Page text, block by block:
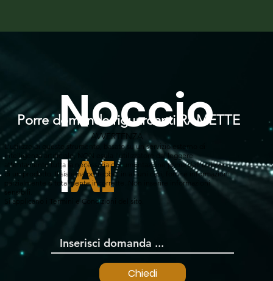
Chiedi
Noccio
lAI
Porre domande riguardanti RAMETTE
AVVERTENZA
L'utilizzo di questo strumento, basato su un servizio esterno di
intelligenza artificiale, NON esula l'utilizzatore dal leggere
attentamente tutta la necessaria documentazione prima dell'utilizzo
di un prodotto. Il sistema potrebbe, in alcuni casi, fornire informazioni
parzialmente o totalmente incorrette. Non inserire informazioni
sensibili.
Si applicano i Termini e Condizioni del sito.